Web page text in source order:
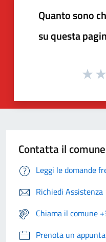
Quanto sono
su questa
Contatta il comune
Leggi le domande
Richiedi Assistenza
Chiama il comune
Prenota un